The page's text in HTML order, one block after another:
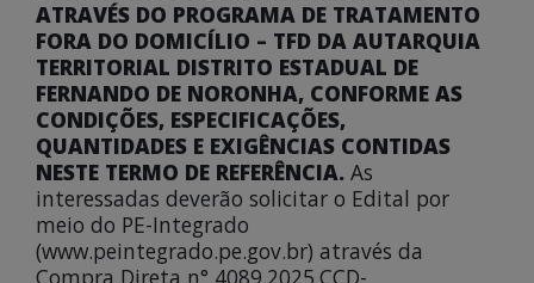
ATRAVÉS DO PROGRAMA DE TRATAMENTO
FORA DO DOMICÍLIO – TFD DA AUTARQUIA
TERRITORIAL DISTRITO ESTADUAL DE
FERNANDO DE NORONHA, CONFORME AS
CONDIÇÕES, ESPECIFICAÇÕES,
QUANTIDADES E EXIGÊNCIAS CONTIDAS
NESTE TERMO DE REFERÊNCIA. As
interessadas deverão solicitar o Edital por
meio do PE-Integrado
(www.peintegrado.pe.gov.br) através da
Compra Direta n° 4089.2025.CCD-